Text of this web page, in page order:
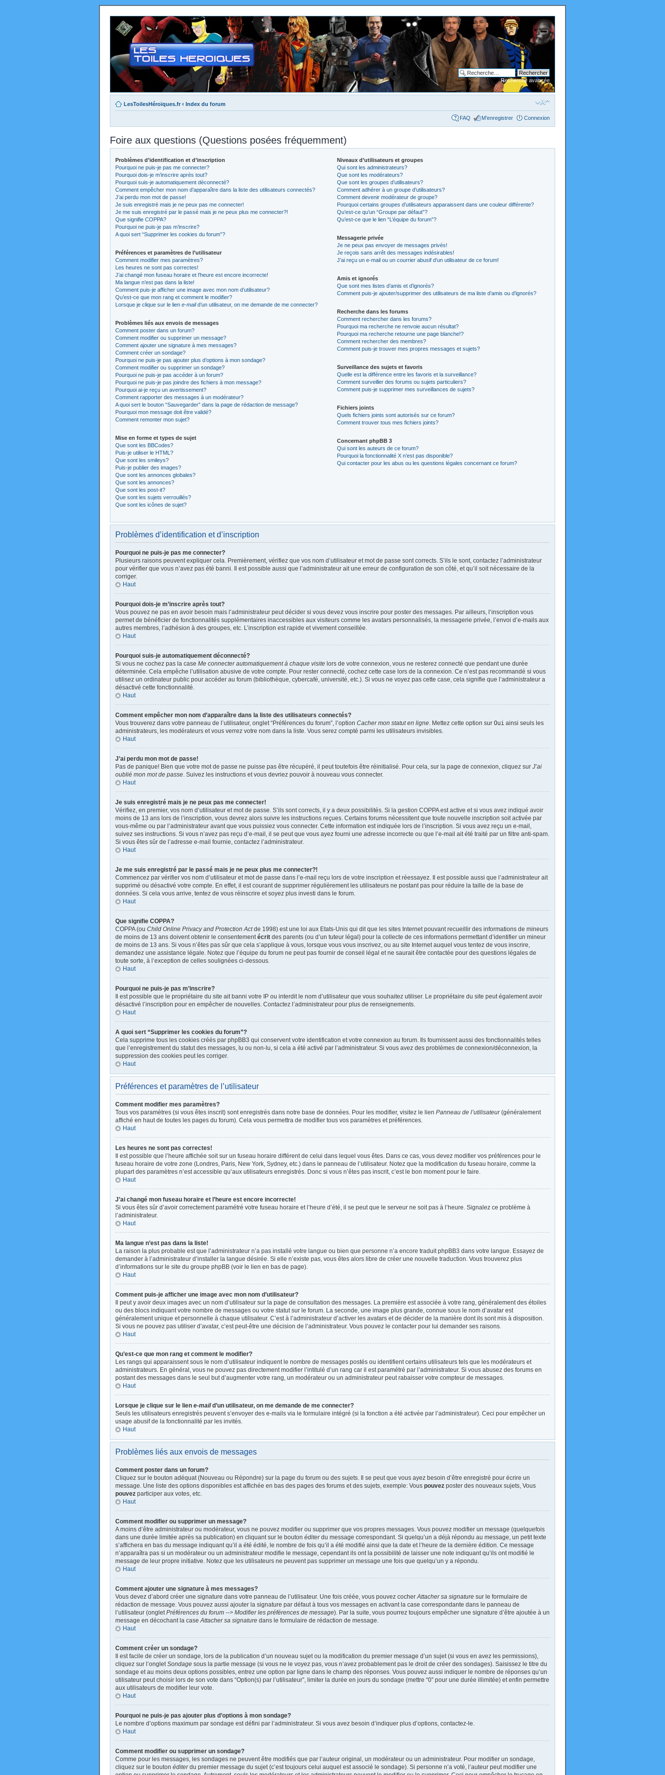
Recherche avancée
LesToilesHéroïques.fr ‹ Index du forum
FAQ M’enregistrer Connexion
Foire aux questions (Questions posées fréquemment)
Problèmes d’identification et d’inscription
Pourquoi ne puis-je pas me connecter?
Pourquoi dois-je m’inscrire après tout?
Pourquoi suis-je automatiquement déconnecté?
Comment empêcher mon nom d’apparaître dans la liste des utilisateurs connectés?
J’ai perdu mon mot de passe!
Je suis enregistré mais je ne peux pas me connecter!
Je me suis enregistré par le passé mais je ne peux plus me connecter?!
Que signifie COPPA?
Pourquoi ne puis-je pas m’inscrire?
A quoi sert “Supprimer les cookies du forum”?
Préférences et paramètres de l’utilisateur
Comment modifier mes paramètres?
Les heures ne sont pas correctes!
J’ai changé mon fuseau horaire et l’heure est encore incorrecte!
Ma langue n’est pas dans la liste!
Comment puis-je afficher une image avec mon nom d’utilisateur?
Qu’est-ce que mon rang et comment le modifier?
Lorsque je clique sur le lien e-maild’un utilisateur, on me demande de me connecter?
Problèmes liés aux envois de messages
Comment poster dans un forum?
Comment modifier ou supprimer un message?
Comment ajouter une signature à mes messages?
Comment créer un sondage?
Pourquoi ne puis-je pas ajouter plus d’options à mon sondage?
Comment modifier ou supprimer un sondage?
Pourquoi ne puis-je pas accéder à un forum?
Pourquoi ne puis-je pas joindre des fichiers à mon message?
Pourquoi ai-je reçu un avertissement?
Comment rapporter des messages à un modérateur?
A quoi sert le bouton “Sauvegarder” dans la page de rédaction de message?
Pourquoi mon message doit être validé?
Comment remonter mon sujet?
Mise en forme et types de sujet
Que sont les BBCodes?
Puis-je utiliser le HTML?
Que sont les smileys?
Puis-je publier des images?
Que sont les annonces globales?
Que sont les annonces?
Que sont les post-it?
Que sont les sujets verrouillés?
Que sont les icônes de sujet?
Niveaux d’utilisateurs et groupes
Qui sont les administrateurs?
Que sont les modérateurs?
Que sont les groupes d’utilisateurs?
Comment adhérer à un groupe d’utilisateurs?
Comment devenir modérateur de groupe?
Pourquoi certains groupes d’utilisateurs apparaissent dans une couleur différente?
Qu’est-ce qu’un “Groupe par défaut”?
Qu’est-ce que le lien “L’équipe du forum”?
Messagerie privée
Je ne peux pas envoyer de messages privés!
Je reçois sans arrêt des messages indésirables!
J’ai reçu un e-mail ou un courrier abusif d’un utilisateur de ce forum!
Amis et ignorés
Que sont mes listes d’amis et d’ignorés?
Comment puis-je ajouter/supprimer des utilisateurs de ma liste d’amis ou d’ignorés?
Recherche dans les forums
Comment rechercher dans les forums?
Pourquoi ma recherche ne renvoie aucun résultat?
Pourquoi ma recherche retourne une page blanche!?
Comment rechercher des membres?
Comment puis-je trouver mes propres messages et sujets?
Surveillance des sujets et favoris
Quelle est la différence entre les favoris et la surveillance?
Comment surveiller des forums ou sujets particuliers?
Comment puis-je supprimer mes surveillances de sujets?
Fichiers joints
Quels fichiers joints sont autorisés sur ce forum?
Comment trouver tous mes fichiers joints?
Concernant phpBB 3
Qui sont les auteurs de ce forum?
Pourquoi la fonctionnalité X n’est pas disponible?
Qui contacter pour les abus ou les questions légales concernant ce forum?
Problèmes d’identification et d’inscription
Pourquoi ne puis-je pas me connecter?
Plusieurs raisons peuvent expliquer cela. Premièrement, vérifiez que vos nom d’utilisateur et mot de passe sont corrects. S’ils le sont, contactez l’administrateur
pour vérifier que vous n’avez pas été banni. Il est possible aussi que l’administrateur ait une erreur de configuration de son côté, et qu’il soit nécessaire de la
corriger.
Haut
Pourquoi dois-je m’inscrire après tout?
Vous pouvez ne pas en avoir besoin mais l’administrateur peut décider si vous devez vous inscrire pour poster des messages. Par ailleurs, l’inscription vous
permet de bénéficier de fonctionnalités supplémentaires inaccessibles aux visiteurs comme les avatars personnalisés, la messagerie privée, l’envoi d’e-mails aux
autres membres, l’adhésion à des groupes, etc. L’inscription est rapide et vivement conseillée.
Haut
Pourquoi suis-je automatiquement déconnecté?
Si vous ne cochez pas la case Me connecter automatiquement à chaque visite lors de votre connexion, vous ne resterez connecté que pendant une durée
déterminée. Cela empêche l’utilisation abusive de votre compte. Pour rester connecté, cochez cette case lors de la connexion. Ce n’est pas recommandé si vous
utilisez un ordinateur public pour accéder au forum (bibliothèque, cybercafé, université, etc.). Si vous ne voyez pas cette case, cela signifie que l’administrateur a
désactivé cette fonctionnalité.
Haut
Comment empêcher mon nom d’apparaître dans la liste des utilisateurs connectés?
Vous trouverez dans votre panneau de l’utilisateur, onglet “Préférences du forum”, l’option Cacher mon statut en ligne. Mettez cette option sur Oui ainsi seuls les
administrateurs, les modérateurs et vous verrez votre nom dans la liste. Vous serez compté parmi les utilisateurs invisibles.
Haut
J’ai perdu mon mot de passe!
Pas de panique! Bien que votre mot de passe ne puisse pas être récupéré, il peut toutefois être réinitialisé. Pour cela, sur la page de connexion, cliquez sur J’ai
oublié mon mot de passe. Suivez les instructions et vous devriez pouvoir à nouveau vous connecter.
Haut
Je suis enregistré mais je ne peux pas me connecter!
Vérifiez, en premier, vos nom d’utilisateur et mot de passe. S’ils sont corrects, il y a deux possibilités. Si la gestion COPPA est active et si vous avez indiqué avoir
moins de 13 ans lors de l’inscription, vous devrez alors suivre les instructions reçues. Certains forums nécessitent que toute nouvelle inscription soit activée par
vous-même ou par l’administrateur avant que vous puissiez vous connecter. Cette information est indiquée lors de l’inscription. Si vous avez reçu un e-mail,
suivez ses instructions. Si vous n’avez pas reçu d’e-mail, il se peut que vous ayez fourni une adresse incorrecte ou que l’e-mail ait été traité par un filtre anti-spam.
Si vous êtes sûr de l’adresse e-mail fournie, contactez l’administrateur.
Haut
Je me suis enregistré par le passé mais je ne peux plus me connecter?!
Commencez par vérifier vos nom d’utilisateur et mot de passe dans l’e-mail reçu lors de votre inscription et réessayez. Il est possible aussi que l’administrateur ait
supprimé ou désactivé votre compte. En effet, il est courant de supprimer régulièrement les utilisateurs ne postant pas pour réduire la taille de la base de
données. Si cela vous arrive, tentez de vous réinscrire et soyez plus investi dans le forum.
Haut
Que signifie COPPA?
COPPA (ou Child Online Privacy and Protection Actde 1998) est une loi aux Etats-Unis qui dit que les sites Internet pouvant recueillir des informations de mineurs
de moins de 13 ans doivent obtenir le consentementécrit des parents (ou d’un tuteur légal) pour la collecte de ces informations permettant d’identifier un mineur
de moins de 13 ans. Si vous n’êtes pas sûr que cela s’applique à vous, lorsque vous vous inscrivez, ou au site Internet auquel vous tentez de vous inscrire,
demandez une assistance légale. Notez que l’équipe du forum ne peut pas fournir de conseil légal et ne saurait être contactée pour des questions légales de
toute sorte, à l’exception de celles soulignées ci-dessous.
Haut
Pourquoi ne puis-je pas m’inscrire?
Il est possible que le propriétaire du site ait banni votre IP ou interdit le nom d’utilisateur que vous souhaitez utiliser. Le propriétaire du site peut également avoir
désactivé l’inscription pour en empêcher de nouvelles. Contactez l’administrateur pour plus de renseignements.
Haut
A quoi sert “Supprimer les cookies du forum”?
Cela supprime tous les cookies créés par phpBB3 qui conservent votre identification et votre connexion au forum. Ils fournissent aussi des fonctionnalités telles
que l’enregistrement du statut des messages, lu ou non-lu, si cela a été activé par l’administrateur. Si vous avez des problèmes de connexion/déconnexion, la
suppression des cookies peut les corriger.
Haut
Préférences et paramètres de l’utilisateur
Comment modifier mes paramètres?
Tous vos paramètres (si vous êtes inscrit) sont enregistrés dans notre base de données. Pour les modifier, visitez le lien Panneau de l’utilisateur(généralement
affiché en haut de toutes les pages du forum). Cela vous permettra de modifier tous vos paramètres et préférences.
Haut
Les heures ne sont pas correctes!
Il est possible que l’heure affichée soit sur un fuseau horaire différent de celui dans lequel vous êtes. Dans ce cas, vous devez modifier vos préférences pour le
fuseau horaire de votre zone (Londres, Paris, New York, Sydney, etc.) dans le panneau de l’utilisateur. Notez que la modification du fuseau horaire, comme la
plupart des paramètres n’est accessible qu’aux utilisateurs enregistrés. Donc si vous n’êtes pas inscrit, c’est le bon moment pour le faire.
Haut
J’ai changé mon fuseau horaire et l’heure est encore incorrecte!
Si vous êtes sûr d’avoir correctement paramétré votre fuseau horaire et l’heure d’été, il se peut que le serveur ne soit pas à l’heure. Signalez ce problème à
l’administrateur.
Haut
Ma langue n’est pas dans la liste!
La raison la plus probable est que l’administrateur n’a pas installé votre langue ou bien que personne n’a encore traduit phpBB3 dans votre langue. Essayez de
demander à l’administrateur d’installer la langue désirée. Si elle n’existe pas, vous êtes alors libre de créer une nouvelle traduction. Vous trouverez plus
d’informations sur le site du groupe phpBB (voir le lien en bas de page).
Haut
Comment puis-je afficher une image avec mon nom d’utilisateur?
Il peut y avoir deux images avec un nom d’utilisateur sur la page de consultation des messages. La première est associée à votre rang, généralement des étoiles
ou des blocs indiquant votre nombre de messages ou votre statut sur le forum. La seconde, une image plus grande, connue sous le nom d’avatar est
généralement unique et personnelle à chaque utilisateur. C’est à l’administrateur d’activer les avatars et de décider de la manière dont ils sont mis à disposition.
Si vous ne pouvez pas utiliser d’avatar, c’est peut-être une décision de l’administrateur. Vous pouvez le contacter pour lui demander ses raisons.
Haut
Qu’est-ce que mon rang et comment le modifier?
Les rangs qui apparaissent sous le nom d’utilisateur indiquent le nombre de messages postés ou identifient certains utilisateurs tels que les modérateurs et
administrateurs. En général, vous ne pouvez pas directement modifier l’intitulé d’un rang car il est paramétré par l’administrateur. Si vous abusez des forums en
postant des messages dans le seul but d’augmenter votre rang, un modérateur ou un administrateur peut rabaisser votre compteur de messages.
Haut
Lorsque je clique sur le lien e-maild’un utilisateur, on me demande de me connecter?
Seuls les utilisateurs enregistrés peuvent s’envoyer des e-mails via le formulaire intégré (si la fonction a été activée par l’administrateur). Ceci pour empêcher un
usage abusif de la fonctionnalité par les invités.
Haut
Problèmes liés aux envois de messages
Comment poster dans un forum?
Cliquez sur le bouton adéquat (Nouveau ou Répondre) sur la page du forum ou des sujets. Il se peut que vous ayez besoin d’être enregistré pour écrire un
message. Une liste des options disponibles est affichée en bas des pages des forums et des sujets, exemple: Vous pouvez poster des nouveaux sujets, Vous
pouvez participer aux votes, etc.
Haut
Comment modifier ou supprimer un message?
A moins d’être administrateur ou modérateur, vous ne pouvez modifier ou supprimer que vos propres messages. Vous pouvez modifier un message (quelquefois
dans une durée limitée après sa publication) en cliquant sur le bouton éditerdu message correspondant. Si quelqu’un a déjà répondu au message, un petit texte
s’affichera en bas du message indiquant qu’il a été édité, le nombre de fois qu’il a été modifié ainsi que la date et l’heure de la dernière édition. Ce message
n’apparaîtra pas si un modérateur ou un administrateur modifie le message, cependant ils ont la possibilité de laisser une note indiquant qu’ils ont modifié le
message de leur propre initiative. Notez que les utilisateurs ne peuvent pas supprimer un message une fois que quelqu’un y a répondu.
Haut
Comment ajouter une signature à mes messages?
Vous devez d’abord créer une signature dans votre panneau de l’utilisateur. Une fois créée, vous pouvez cocherAttacher sa signature sur le formulaire de
rédaction de message. Vous pouvez aussi ajouter la signature par défaut à tous vos messages en activant la case correspondante dans le panneau de
l’utilisateur (ongletPréférences du forum --> Modifier les préférences de message). Par la suite, vous pourrez toujours empêcher une signature d’être ajoutée à un
message en décochant la caseAttacher sa signature dans le formulaire de rédaction de message.
Haut
Comment créer un sondage?
Il est facile de créer un sondage, lors de la publication d’un nouveau sujet ou la modification du premier message d’un sujet (si vous en avez les permissions),
cliquez sur l’ongletSondage sous la partie message (si vous ne le voyez pas, vous n’avez probablement pas le droit de créer des sondages). Saisissez le titre du
sondage et au moins deux options possibles, entrez une option par ligne dans le champ des réponses. Vous pouvez aussi indiquer le nombre de réponses qu’un
utilisateur peut choisir lors de son vote dans “Option(s) par l’utilisateur”, limiter la durée en jours du sondage (mettre “0” pour une durée illimitée) et enfin permettre
aux utilisateurs de modifier leur vote.
Haut
Pourquoi ne puis-je pas ajouter plus d’options à mon sondage?
Le nombre d’options maximum par sondage est défini par l’administrateur. Si vous avez besoin d’indiquer plus d’options, contactez-le.
Haut
Comment modifier ou supprimer un sondage?
Comme pour les messages, les sondages ne peuvent être modifiés que par l’auteur original, un modérateur ou un administrateur. Pour modifier un sondage,
cliquez sur le bouton éditerdu premier message du sujet (c’est toujours celui auquel est associé le sondage). Si personne n’a voté, l’auteur peut modifier une